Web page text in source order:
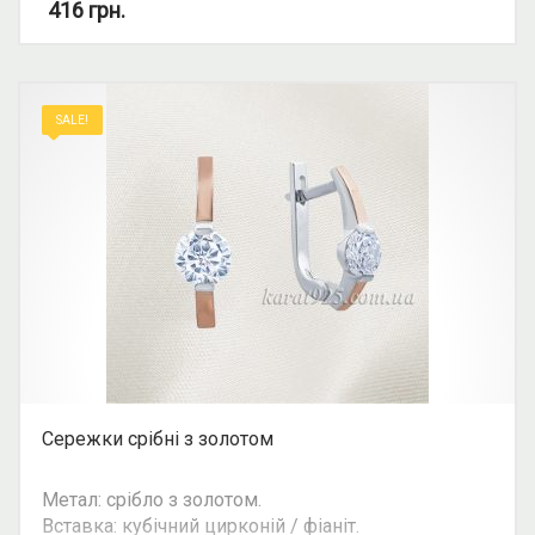
Вид: з 1 камінням, круглий камінь.
416 грн.
SALE!
Сережки срібні з золотом
Метал: срібло з золотом.
Вставка: кубічний цирконій / фіаніт.